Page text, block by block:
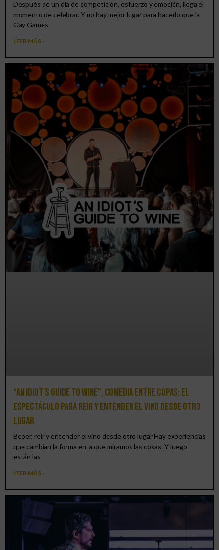
Después de un día de competición, esfuerzo y emoción, llega el
momento de celebrar. Y no hay mejor lugar para hacerlo que la
Gay Games
LEER MÁS »
“An Idiot’s Guide to Wine”, comedia entre copas: el
espectáculo para reír y entender el vino desde otro
lugar
Beber, reír y entender el vino desde otro lugar Hay experiencias
que cambian la forma en la que miramos las cosas. Y luego
están las
LEER MÁS »